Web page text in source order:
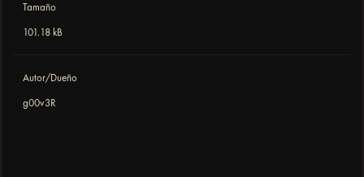
Tamaño
101.18 kB
Autor/Dueño
g00v3R